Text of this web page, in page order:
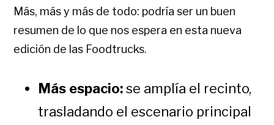
Más, más y más de todo: podría ser un buen
resumen de lo que nos espera en esta nueva
edición de las Foodtrucks.
Más espacio:se amplía el recinto,
trasladando el escenario principal